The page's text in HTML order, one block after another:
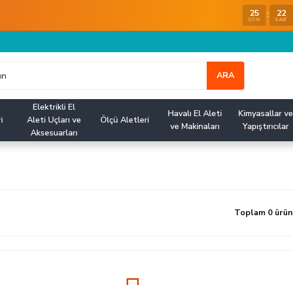
25
GÜN : 22
SAAT
ARA
Elektrikli El
Aleti Uçları ve
Aksesuarları
Ölçü Aletleri
Havalı El Aleti
ve Makinaları
Kimyasallar ve
Yapıştırıcılar
Toplam 0 ürün